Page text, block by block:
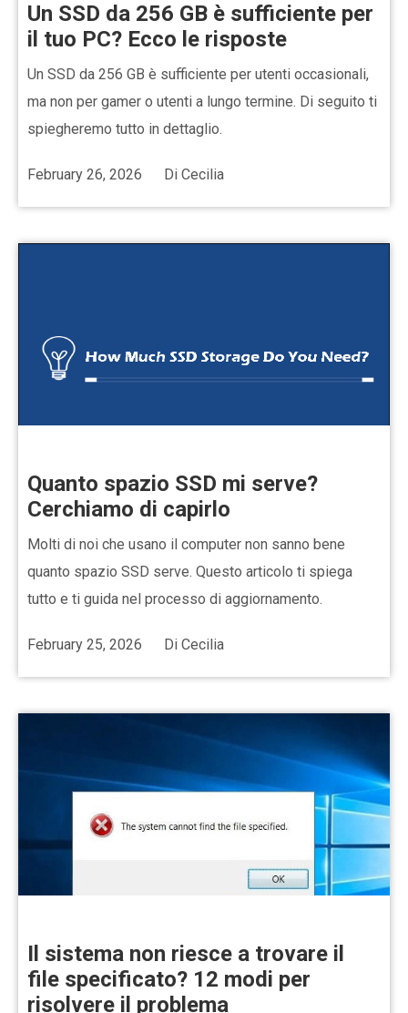
Un SSD da 256 GB è sufficiente per
il tuo PC? Ecco le risposte
Un SSD da 256 GB è sufficiente per utenti occasionali,
ma non per gamer o utenti a lungo termine. Di seguito ti
spiegheremo tutto in dettaglio.
February 26, 2026 Di Cecilia
Quanto spazio SSD mi serve?
Cerchiamo di capirlo
Molti di noi che usano il computer non sanno bene
quanto spazio SSD serve. Questo articolo ti spiega
tutto e ti guida nel processo di aggiornamento.
February 25, 2026 Di Cecilia
Il sistema non riesce a trovare il
file specificato? 12 modi per
risolvere il problema